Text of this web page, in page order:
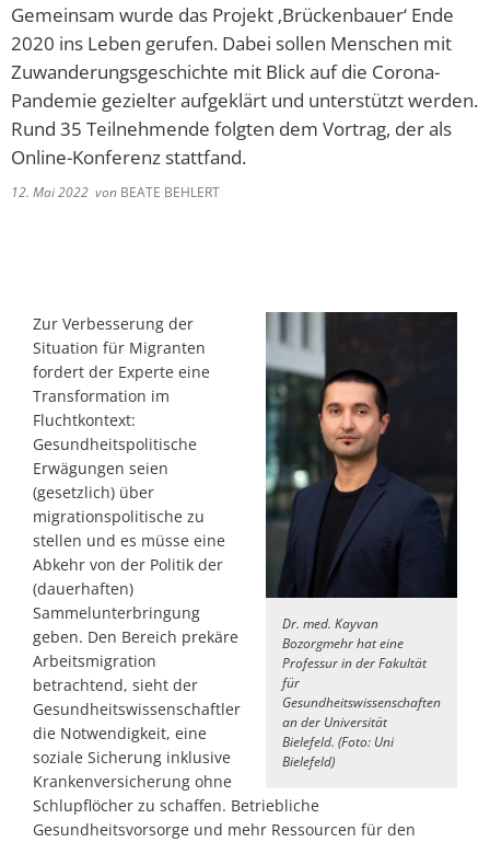
Gemeinsam wurde das Projekt ‚Brückenbauer‘ Ende
2020 ins Leben gerufen. Dabei sollen Menschen mit
Zuwanderungsgeschichte mit Blick auf die Corona-
Pandemie gezielter aufgeklärt und unterstützt werden.
Rund 35 Teilnehmende folgten dem Vortrag, der als
Online-Konferenz stattfand.
12. Mai 2022 von BEATE BEHLERT
Dr. med. Kayvan
Bozorgmehr hat eine
Professur in der Fakultät
für
Gesundheitswissenschaften
an der Universität
Bielefeld. (Foto: Uni
Bielefeld)
Zur Verbesserung der
Situation für Migranten
fordert der Experte eine
Transformation im
Fluchtkontext:
Gesundheitspolitische
Erwägungen seien
(gesetzlich) über
migrationspolitische zu
stellen und es müsse eine
Abkehr von der Politik der
(dauerhaften)
Sammelunterbringung
geben. Den Bereich prekäre
Arbeitsmigration
betrachtend, sieht der
Gesundheitswissenschaftler
die Notwendigkeit, eine
soziale Sicherung inklusive
Krankenversicherung ohne
Schlupflöcher zu schaffen. Betriebliche
Gesundheitsvorsorge und mehr Ressourcen für den